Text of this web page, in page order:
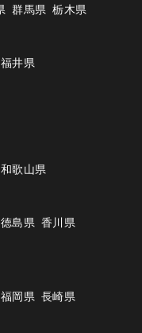
群馬県 栃木県
福井県
和歌山県
徳島県 香川県
福岡県 長崎県